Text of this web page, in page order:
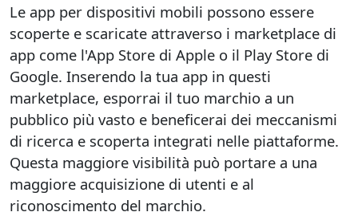
Le app per dispositivi mobili possono essere
scoperte e scaricate attraverso i marketplace di
app come l'App Store di Apple o il Play Store di
Google. Inserendo la tua app in questi
marketplace, esporrai il tuo marchio a un
pubblico più vasto e beneficerai dei meccanismi
di ricerca e scoperta integrati nelle piattaforme.
Questa maggiore visibilità può portare a una
maggiore acquisizione di utenti e al
riconoscimento del marchio.